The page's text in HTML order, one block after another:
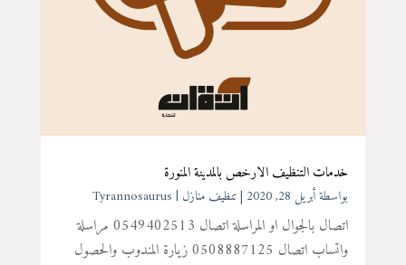
خدمات التنظيف الارخص بالمدينة المنورة
بواسطة ‪ Tyrannosaurus | ‏أبريل 28, 2020 |تنظيف منازل
اتصال بالجوال او المراسلة اتصال 0549402513 مراسلة
واتساب اتصال 0508887125 زيارة المندوب والحصول